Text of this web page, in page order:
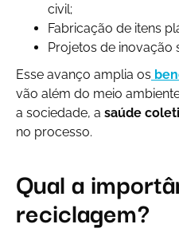
civil;
Fabricação de itens
Projetos de inovação
Esse avanço amplia os
vão além do meio
a sociedade, a saúde
no processo.
Qual a
reciclagem?